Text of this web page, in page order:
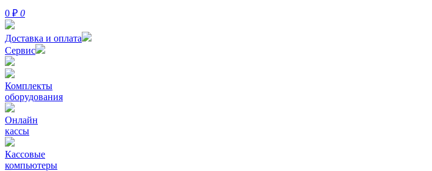
0 ₽ 0
Доставка и оплата
Сервис
Комплекты
оборудования
Онлайн
кассы
Кассовые
компьютеры